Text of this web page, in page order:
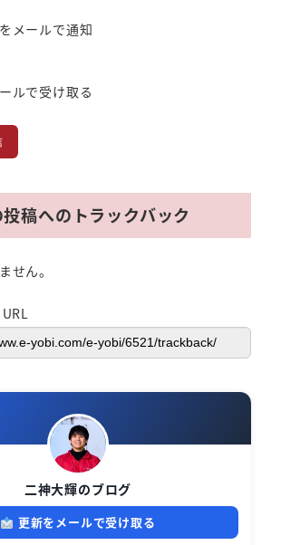
メールで通知
ルで受け取る
投稿へのトラックバック
せん。
二神大輝のブログ
更新をメールで受け取る